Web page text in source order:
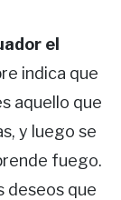
el
indica que
aquello que
y luego se
fuego.
deseos que